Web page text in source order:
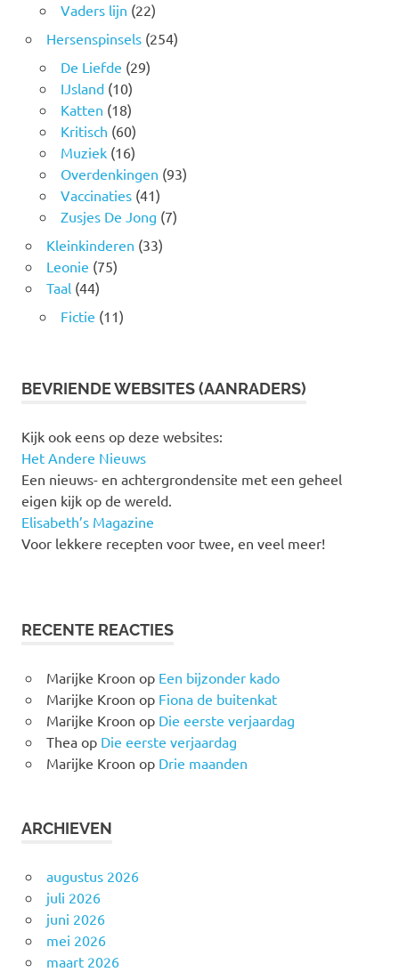
Vaders lijn (22)
Hersenspinsels(254)
De Liefde (29)
IJsland(10)
Katten (18)
Kritisch (60)
Muziek(16)
Overdenkingen (93)
Vaccinaties(41)
Zusjes De Jong (7)
Kleinkinderen (33)
Leonie (75)
Taal(44)
Fictie (11)
BEVRIENDE WEBSITES (AANRADERS)
Kijk ook eens op deze websites:
Het Andere Nieuws
Een nieuws- en achtergrondensite met een geheel
eigen kijk op de wereld.
Elisabeth’s Magazine
Voor lekkere recepten voor twee, en veel meer!
RECENTE REACTIES
Marijke Kroon op Een bijzonder kado
Marijke Kroon op Fiona de buitenkat
Marijke Kroon op Die eerste verjaardag
Theaop Die eerste verjaardag
Marijke Kroon op Drie maanden
ARCHIEVEN
augustus 2026
juli 2026
juni 2026
mei 2026
maart 2026